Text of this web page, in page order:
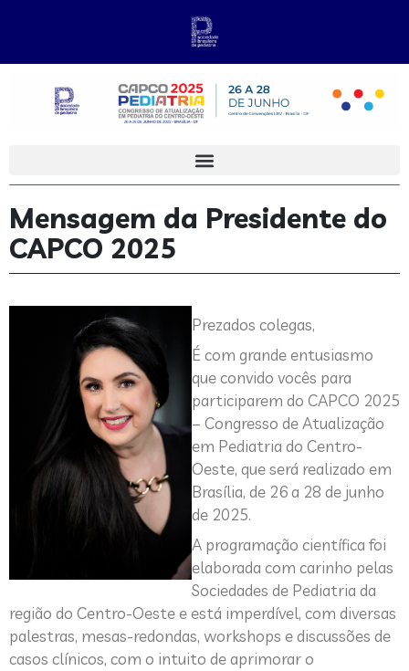
Mensagem da Presidente do
CAPCO 2025
Prezados colegas,
É com grande entusiasmo
que convido vocês para
participarem do CAPCO 2025
– Congresso de Atualização
em Pediatria do Centro-
Oeste, que será realizado em
Brasília, de 26 a 28 de junho
de 2025.
A programação científica foi
elaborada com carinho pelas
Sociedades de Pediatria da
região do Centro-Oeste e está imperdível, com diversas
palestras, mesas-redondas, workshops e discussões de
casos clínicos, com o intuito de aprimorar o